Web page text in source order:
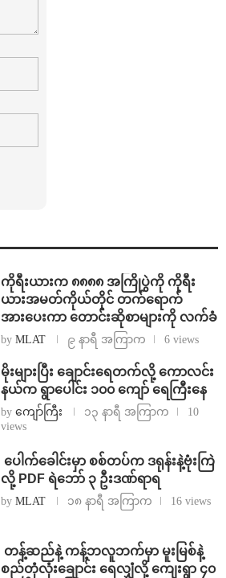
ကိုရီးယားက ၈၈၈၈ အကြိုပွဲကို ကိုရီး
ယားအမတ်ကိုယ်တိုင် တက်ရောက်
အားပေးကာ တောင်းဆိုစာများကို လက်ခံ
by MLAT ၉ နာရီ အကြာက 6 views
⁨မိုးများပြီး ချောင်းရေတက်လို့ ကောလင်း
နယ်က ရွာပေါင်း ၁၀၀ ကျော် ရေကြီးနေ
by ကျော်ကြီး ၁၃ နာရီ အကြာက
10
views
⁩ ⁨ပေါက်ခေါင်းမှာ စစ်တပ်က ဒရုန်းနဲ့ဗုံးကြဲ
လို့ PDF ရဲဘော် ၃ ဦးဒဏ်ရာရ
by MLAT ၁၈ နာရီ အကြာက 16 views
⁩ ⁨တန့်ဆည်နဲ့ ကန့်ဘလူဘက်မှာ မူးမြစ်နဲ့
စည်တုံလုံးချောင်း ရေလျှံလို့ ကျေးရွာ ၄၀